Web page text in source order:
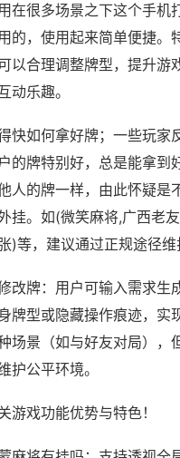
在很多场景之下这个手机
的，使用起来简单便捷。
以合理调整牌型，提升游
动乐趣。
快如何拿好牌；一些玩家
的牌特别好，总是能拿到
人的牌一样，由此怀疑是
挂。如(微笑麻将,广西老
)等，建议通过正规途径维
改牌：用户可输入需求生
牌型或隐藏操作痕迹，实
场景（如与好友对局），
护公平环境。
游戏功能优势与特色！